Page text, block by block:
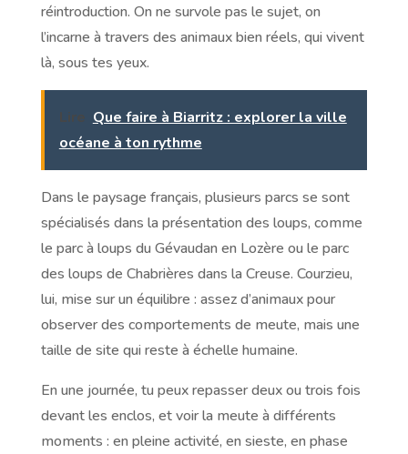
réintroduction. On ne survole pas le sujet, on
l’incarne à travers des animaux bien réels, qui vivent
là, sous tes yeux.
Lire Que faire à Biarritz : explorer la ville
océane à ton rythme
Dans le paysage français, plusieurs parcs se sont
spécialisés dans la présentation des loups, comme
le parc à loups du Gévaudan en Lozère ou le parc
des loups de Chabrières dans la Creuse. Courzieu,
lui, mise sur un équilibre : assez d’animaux pour
observer des comportements de meute, mais une
taille de site qui reste à échelle humaine.
En une journée, tu peux repasser deux ou trois fois
devant les enclos, et voir la meute à différents
moments : en pleine activité, en sieste, en phase